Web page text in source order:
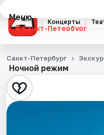
Концерты
Меню
Санкт-Петербург
Концерты
Театр
Стендап
Ночной режим
Санкт-Петербург